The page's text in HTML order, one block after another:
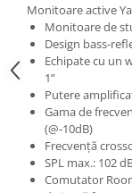
Interfete audio
Interfete MIDI si
Microfoane de
Monitoare de studio
Pop filtre
Preamplificatoare
Protectii antifonice
Rack studio
Monitoare active
Monitoare de
Design bass-
Echipate cu un
1”
Putere
Gama de
(@-10dB)
Frecvență
SPL max.: 102
Comutator